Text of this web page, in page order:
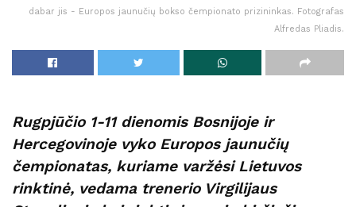
dabar jis - Europos jaunučių bokso čempionato prizininkas. Fotografas
Alfredas Pliadis.
Rugpjūčio 1-11 dienomis Bosnijoje ir
Hercegovinoje vyko Europos jaunučių
čempionatas, kuriame varžėsi Lietuvos
rinktinė, vedama trenerio Virgilijaus